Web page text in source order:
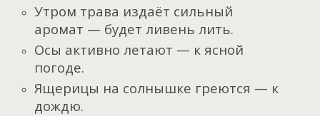
Утром трава издаёт сильный
аромат — будет ливень лить.
Осы активно летают — к ясной
погоде.
Ящерицы на солнышке греются — к
дождю.